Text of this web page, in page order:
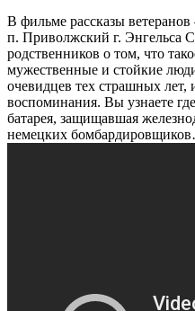
В фильме рассказы
п. Приволжский г. Энгельса
родственников о том, что
мужественные и стойкие
очевидцев тех страшных
воспоминания. Вы узнаете
батарея, защищавшая
немецких